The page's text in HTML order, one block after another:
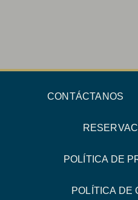
CONTÁCTANOS
POLÍTICA DE
POLÍTICA DE